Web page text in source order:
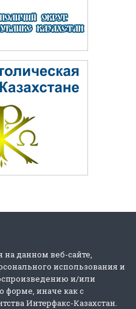
данном веб-сайте,
использования и
и/или
форме, иначе как с
Интерфакс-Казахстан.